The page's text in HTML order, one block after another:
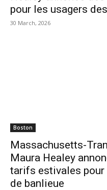
pour les usagers
30 March, 2026
Boston
Massachusetts-
Maura Healey
tarifs estivales pour
de banlieue